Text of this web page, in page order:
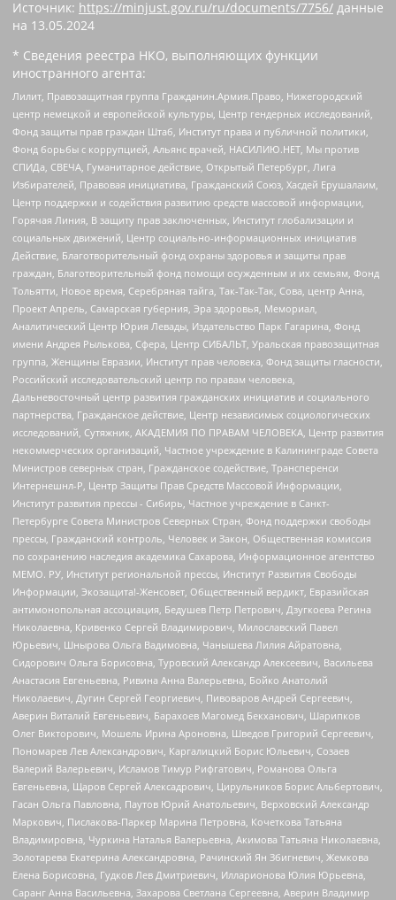
Источник: https://minjust.gov.ru/ru/documents/7756/ данные
на 13.05.2024
* Сведения реестра НКО, выполняющих функции
иностранного агента:
Лилит, Правозащитная группа Гражданин.Армия.Право, Нижегородский
центр немецкой и европейской культуры, Центр гендерных исследований,
Фонд защиты прав граждан Штаб, Институт права и публичной политики,
Фонд борьбы с коррупцией, Альянс врачей, НАСИЛИЮ.НЕТ, Мы против
СПИДа, СВЕЧА, Гуманитарное действие, Открытый Петербург, Лига
Избирателей, Правовая инициатива, Гражданский Союз, Хасдей Ерушалаим,
Центр поддержки и содействия развитию средств массовой информации,
Горячая Линия, В защиту прав заключенных, Институт глобализации и
социальных движений, Центр социально-информационных инициатив
Действие, Благотворительный фонд охраны здоровья и защиты прав
граждан, Благотворительный фонд помощи осужденным и их семьям, Фонд
Тольятти, Новое время, Серебряная тайга, Так-Так-Так, Сова, центр Анна,
Проект Апрель, Самарская губерния, Эра здоровья, Мемориал,
Аналитический Центр Юрия Левады, Издательство Парк Гагарина, Фонд
имени Андрея Рылькова, Сфера, Центр СИБАЛЬТ, Уральская правозащитная
группа, Женщины Евразии, Институт прав человека, Фонд защиты гласности,
Российский исследовательский центр по правам человека,
Дальневосточный центр развития гражданских инициатив и социального
партнерства, Гражданское действие, Центр независимых социологических
исследований, Сутяжник, АКАДЕМИЯ ПО ПРАВАМ ЧЕЛОВЕКА, Центр развития
некоммерческих организаций, Частное учреждение в Калининграде Совета
Министров северных стран, Гражданское содействие, Трансперенси
Интернешнл-Р, Центр Защиты Прав Средств Массовой Информации,
Институт развития прессы - Сибирь, Частное учреждение в Санкт-
Петербурге Совета Министров Северных Стран, Фонд поддержки свободы
прессы, Гражданский контроль, Человек и Закон, Общественная комиссия
по сохранению наследия академика Сахарова, Информационное агентство
МЕМО. РУ, Институт региональной прессы, Институт Развития Свободы
Информации, Экозащита!-Женсовет, Общественный вердикт, Евразийская
антимонопольная ассоциация, Бедушев Петр Петрович, Дзугкоева Регина
Николаевна, Кривенко Сергей Владимирович, Милославский Павел
Юрьевич, Шнырова Ольга Вадимовна, Чанышева Лилия Айратовна,
Сидорович Ольга Борисовна, Туровский Александр Алексеевич, Васильева
Анастасия Евгеньевна, Ривина Анна Валерьевна, Бойко Анатолий
Николаевич, Дугин Сергей Георгиевич, Пивоваров Андрей Сергеевич,
Аверин Виталий Евгеньевич, Барахоев Магомед Бекханович, Шарипков
Олег Викторович, Мошель Ирина Ароновна, Шведов Григорий Сергеевич,
Пономарев Лев Александрович, Каргалицкий Борис Юльевич, Созаев
Валерий Валерьевич, Исламов Тимур Рифгатович, Романова Ольга
Евгеньевна, Щаров Сергей Алексадрович, Цирульников Борис Альбертович,
Гасан Ольга Павловна, Паутов Юрий Анатольевич, Верховский Александр
Маркович, Пислакова-Паркер Марина Петровна, Кочеткова Татьяна
Владимировна, Чуркина Наталья Валерьевна, Акимова Татьяна Николаевна,
Золотарева Екатерина Александровна, Рачинский Ян Збигневич, Жемкова
Елена Борисовна, Гудков Лев Дмитриевич, Илларионова Юлия Юрьевна,
Саранг Анна Васильевна, Захарова Светлана Сергеевна, Аверин Владимир